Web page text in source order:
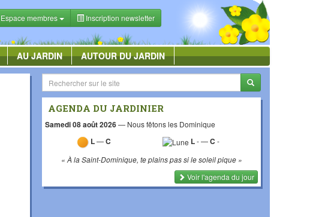
Espace membres Inscription newsletter
AU JARDIN AUTOUR DU JARDIN
AGENDA DU JARDINIER
Samedi 08 août 2026— Nous fêtons les Dominique
L—C L-—C-
« À la Saint-Dominique, te plains pas si le soleil pique »
Voir l'agenda du jour